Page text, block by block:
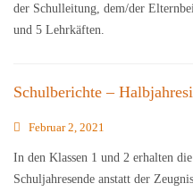
der Schulleitung, dem/der
und 5 Lehrkäften.
Schulberichte –
Februar 2, 2021
In den Klassen 1 und 2 erhalten
Schuljahresende anstatt der